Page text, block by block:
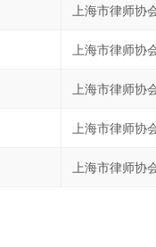
上海市律师协
上海市律师协
上海市律师协
上海市律师协
上海市律师协